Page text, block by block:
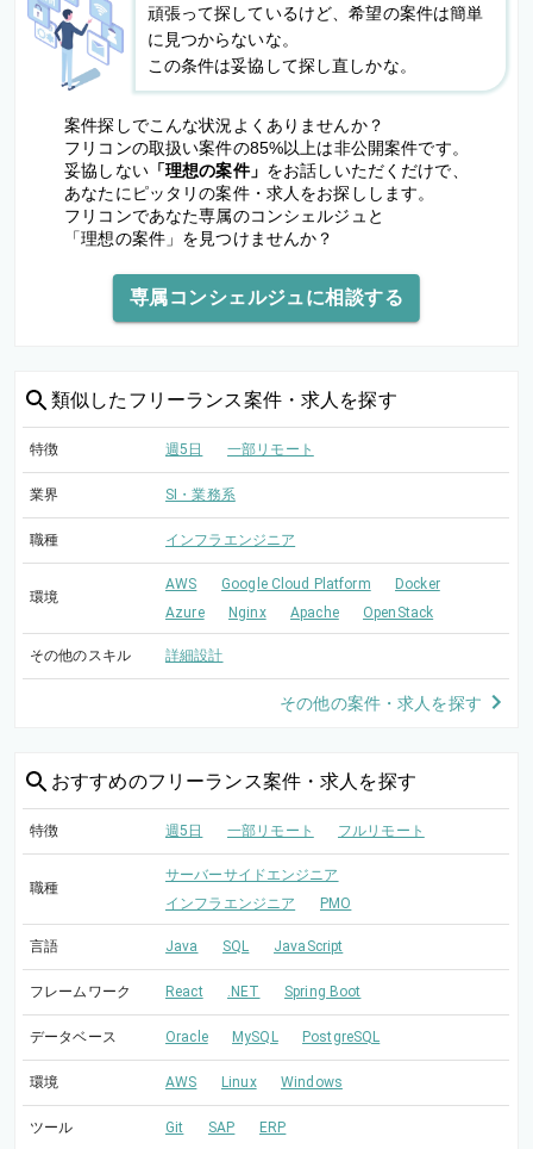
頑張って探しているけど、希望の案件は簡単
に見つからないな。
この条件は妥協して探し直しかな。
案件探しでこんな状況よくありませんか？
フリコンの取扱い案件の85%以上は非公開案件です。
妥協しない「理想の案件」 をお話しいただくだけで、
あなたにピッタリの案件・求人をお探しします。
フリコンであなた専属のコンシェルジュと
「理想の案件」を見つけませんか？
専属コンシェルジュに相談する
類似した フリーランス案件・求人を探す
特徴 週5日 一部リモート
業界 SI・業務系
職種 インフラエンジニア
環境
AWS Google Cloud Platform
Docker
Azure
Nginx Apache OpenStack
その他のスキル 詳細設計
その他の案件・求人を探す
おすすめのフリーランス案件・求人を探す
特徴 週5日 一部リモート フルリモート
職種
サーバーサイドエンジニア
インフラエンジニア
PMO
言語 Java SQL JavaScript
フレームワーク React .NET Spring Boot
データベース Oracle MySQL PostgreSQL
環境 AWS Linux Windows
ツール Git SAP ERP